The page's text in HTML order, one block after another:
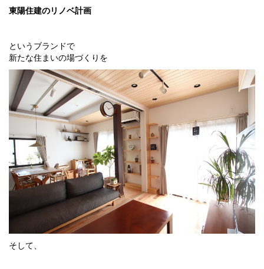
東陽住建のリノベ計画
というブランドで
新たな住まいの場づくりを
そして、